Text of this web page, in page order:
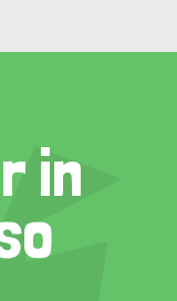
in